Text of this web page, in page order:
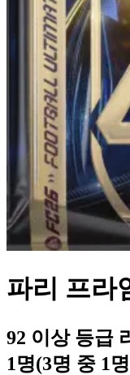
파리 프라
92 이상 등급
1명(3명 중 1